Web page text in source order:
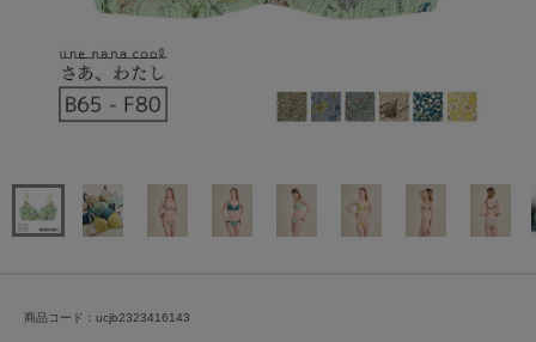
商品コード：ucjb2323416143